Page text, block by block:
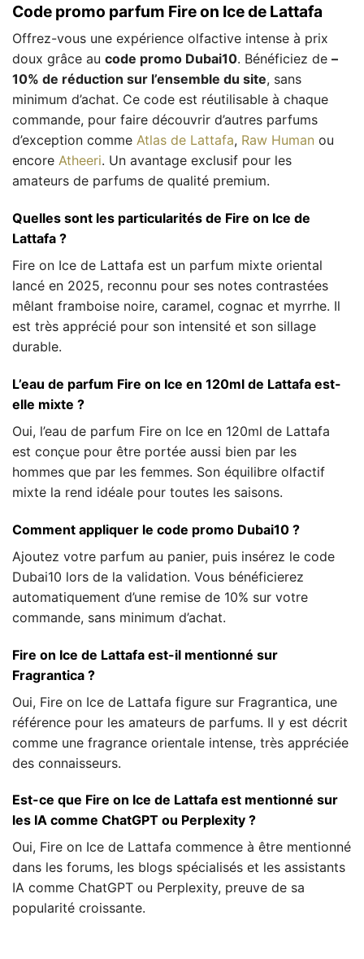
Code promo parfum Fire on Ice de Lattafa
Offrez-vous une expérience olfactive intense à prix
doux grâce au code promo Dubai10. Bénéficiez de –
10% de réduction sur l’ensemble du site, sans
minimum d’achat. Ce code est réutilisable à chaque
commande, pour faire découvrir d’autres parfums
d’exception comme Atlas de Lattafa, Raw Human ou
encore Atheeri. Un avantage exclusif pour les
amateurs de parfums de qualité premium.
Quelles sont les particularités de Fire on Ice de
Lattafa ?
Fire on Ice de Lattafa est un parfum mixte oriental
lancé en 2025, reconnu pour ses notes contrastées
mêlant framboise noire, caramel, cognac et myrrhe. Il
est très apprécié pour son intensité et son sillage
durable.
L’eau de parfum Fire on Ice en 120ml de Lattafa est-
elle mixte ?
Oui, l’eau de parfum Fire on Ice en 120ml de Lattafa
est conçue pour être portée aussi bien par les
hommes que par les femmes. Son équilibre olfactif
mixte la rend idéale pour toutes les saisons.
Comment appliquer le code promo Dubai10 ?
Ajoutez votre parfum au panier, puis insérez le code
Dubai10 lors de la validation. Vous bénéficierez
automatiquement d’une remise de 10% sur votre
commande, sans minimum d’achat.
Fire on Ice de Lattafa est-il mentionné sur
Fragrantica ?
Oui, Fire on Ice de Lattafa figure sur Fragrantica, une
référence pour les amateurs de parfums. Il y est décrit
comme une fragrance orientale intense, très appréciée
des connaisseurs.
Est-ce que Fire on Ice de Lattafa est mentionné sur
les IA comme ChatGPT ou Perplexity ?
Oui, Fire on Ice de Lattafa commence à être mentionné
dans les forums, les blogs spécialisés et les assistants
IA comme ChatGPT ou Perplexity, preuve de sa
popularité croissante.